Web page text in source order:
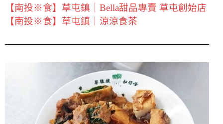
【南投※食】草屯鎮｜Bella甜品專賣 草屯創始店
【南投※食】草屯鎮｜涼涼食茶